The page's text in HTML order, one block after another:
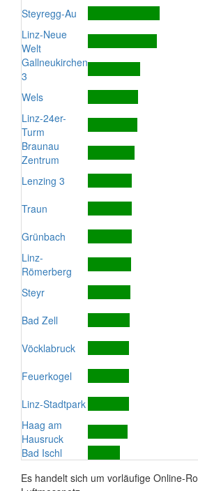
Steyregg-Au
Linz-Neue
Welt
Gallneukirchen
3
Wels
Linz-24er-
Turm
Braunau
Zentrum
Lenzing 3
Traun
Grünbach
Linz-
Römerberg
Steyr
Bad Zell
Vöcklabruck
Feuerkogel
Linz-Stadtpark
Haag am
Hausruck
Bad Ischl
Es handelt sich um vorläufige Online-